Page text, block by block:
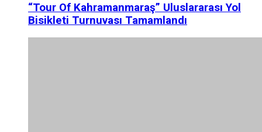
“Tour Of Kahramanmaraş” Uluslararası Yol
Bisikleti Turnuvası Tamamlandı